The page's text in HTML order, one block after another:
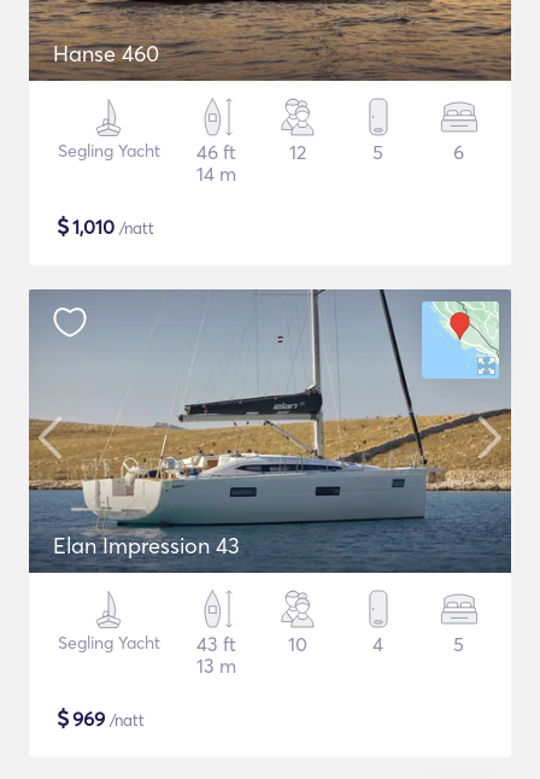
Hanse 460
Segling Yacht
46 ft
14 m
12 5 6
$1,010 /natt
Elan Impression 43
Segling Yacht
43 ft
13 m
10 4 5
$969 /natt